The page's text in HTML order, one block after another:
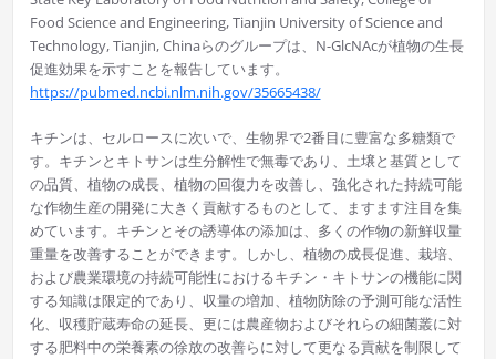
Food Science and Engineering, Tianjin University of Science and
Technology, Tianjin, Chinaらのグループは、N-GlcNAcが植物の生長
促進効果を示すことを報告しています。
https://pubmed.ncbi.nlm.nih.gov/35665438/
キチンは、セルロースに次いで、生物界で2番目に豊富な多糖類で
す。キチンとキトサンは生分解性で無毒であり、土壌と基質として
の品質、植物の成長、植物の回復力を改善し、強化された持続可能
な作物生産の開発に大きく貢献するものとして、ますます注目を集
めています。キチンとその誘導体の添加は、多くの作物の新鮮収量
重量を改善することができます。しかし、植物の成長促進、栽培、
および農業環境の持続可能性におけるキチン・キトサンの機能に関
する知識は限定的であり、収量の増加、植物防除の予測可能な活性
化、収穫貯蔵寿命の延長、更には農産物およびそれらの細菌叢に対
する肥料中の栄養素の徐放の改善らに対して更なる貢献を制限して